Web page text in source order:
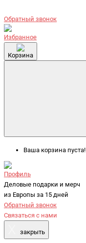
Обратный звонок
Избранное
Корзина
Ваша корзина пуста!
Профиль
Деловые подарки и мерч
из Европы за 15 дней
Обратный звонок
Связаться с нами
закрыть